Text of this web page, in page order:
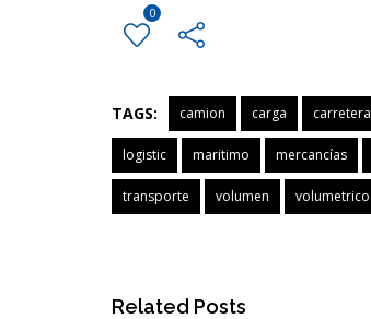
0
TAGS: camion carga carretera
logistic maritimo mercancías
transporte volumen volumetrico
Related Posts